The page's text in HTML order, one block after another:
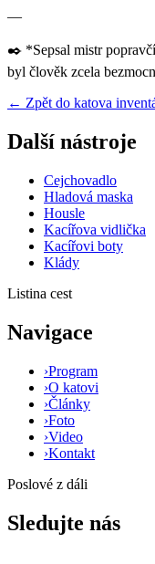
—
✒️ *Sepsal mistr
byl člověk zcela
← Zpět do katova
Další nástroje
Cejchovadlo
Hladová maska
Housle
Kacířova vidlička
Kacířovi boty
Klády
Listina cest
Navigace
›Program
›O katovi
›Články
›Foto
›Video
›Kontakt
Poslové z dáli
Sledujte nás